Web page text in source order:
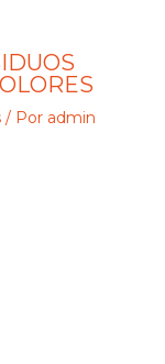
/ Por admin